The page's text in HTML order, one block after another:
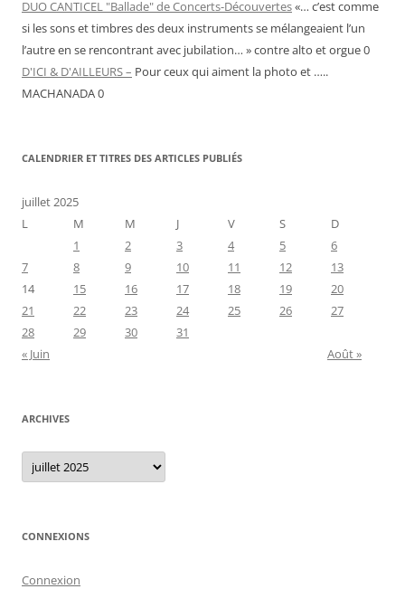
DUO CANTICEL "Ballade" de Concerts-Découvertes«… c’est comme
si les sons et timbres des deux instruments se mélangeaient l’un
l’autre en se rencontrant avec jubilation… » contre alto et orgue 0
D'ICI & D'AILLEURS – Pour ceux qui aiment la photo et …..
MACHANADA 0
CALENDRIER ET TITRES DES ARTICLES PUBLIÉS
juillet 2025
L
M M J V S
D
1
2 3 4 5
6
7
8 9 10 11 12
13
14
15 16 17 18 19
20
21
22 23 24 25 26
27
28
29 30
31
« Juin
Août »
ARCHIVES
Archives
CONNEXIONS
Connexion